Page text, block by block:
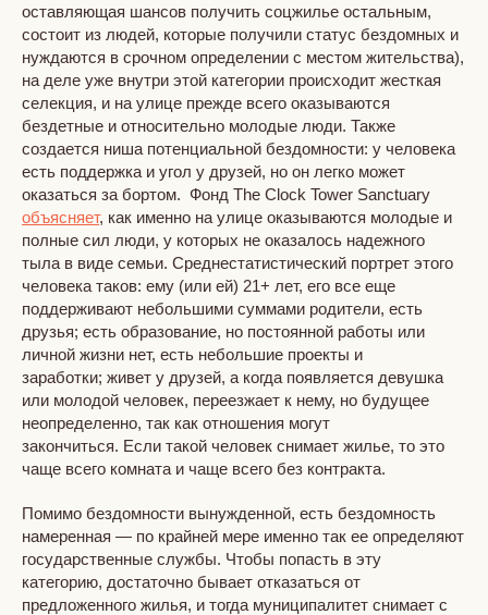
оставляющая шансов получить соцжилье остальным,
состоит из людей, которые получили статус бездомных и
нуждаются в срочном определении с местом жительства),
на деле уже внутри этой категории происходит жесткая
селекция, и на улице прежде всего оказываются
бездетные и относительно молодые люди. Также
создается ниша потенциальной бездомности: у человека
есть поддержка и угол у друзей, но он легко может
оказаться за бортом. Фонд The Clock Tower Sanctuary
объясняет, как именно на улице оказываются молодые и
полные сил люди, у которых не оказалось надежного
тыла в виде семьи. Среднестатистический портрет этого
человека таков: ему (или ей) 21+ лет, его все еще
поддерживают небольшими суммами родители, есть
друзья; есть образование, но постоянной работы или
личной жизни нет, есть небольшие проекты и
заработки; живет у друзей, а когда появляется девушка
или молодой человек, переезжает к нему, но будущее
неопределенно, так как отношения могут
закончиться. Если такой человек снимает жилье, то это
чаще всего комната и чаще всего без контракта.
Помимо бездомности вынужденной, есть бездомность
намеренная — по крайней мере именно так ее определяют
государственные службы. Чтобы попасть в эту
категорию, достаточно бывает отказаться от
предложенного жилья, и тогда муниципалитет снимает с